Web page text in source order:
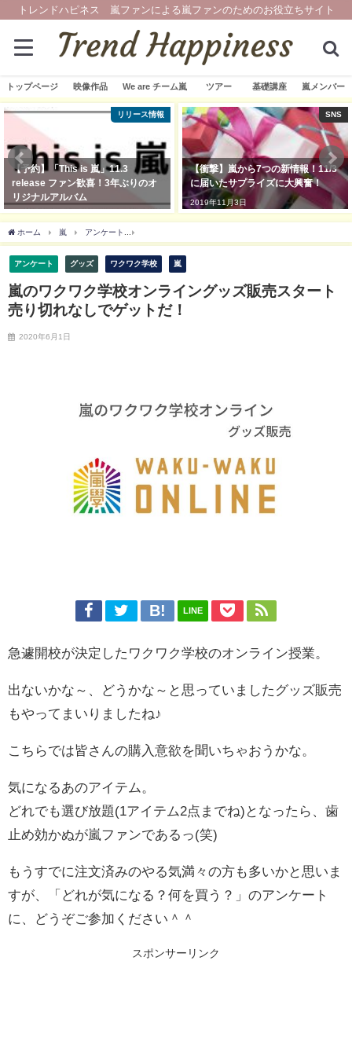
トレンドハピネス 嵐ファンによる嵐ファンのためのお役立ちサイト
トップページ 映像作品 We are チーム嵐 ツアー 基礎講座 嵐メンバー
リリース情報
嵐」11.3
！3年ぶりのオ
SNS
【衝撃】嵐から7つの新情報！11/3
に届いたサプライズに大興奮！
2019年11月3日
【グッズ画像】
NEW限定アク
けーすのデザイ
ホーム 嵐 アンケート
アンケート グッズ ワクワク学校 嵐
嵐のワクワク学校オンライングッズ販売スタート
売り切れなしでゲットだ！
2020年6月1日
LINE
急遽開校が決定したワクワク学校のオンライン授業。
出ないかな～、どうかな～と思っていましたグッズ販売
もやってまいりましたね♪
こちらでは皆さんの購入意欲を聞いちゃおうかな。
気になるあのアイテム。
どれでも選び放題(1アイテム2点までね)となったら、歯
止め効かぬが嵐ファンであるっ(笑)
もうすでに注文済みのやる気満々の方も多いかと思いま
すが、「どれが気になる？何を買う？」のアンケート
に、どうぞご参加ください＾＾
スポンサーリンク